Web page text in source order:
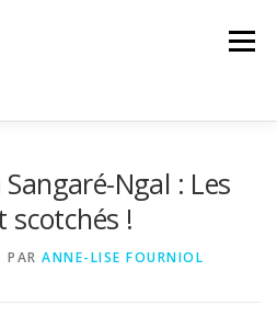
Menu
Ngal : Les
scotchés !
PAR ANNE-LISE FOURNIOL